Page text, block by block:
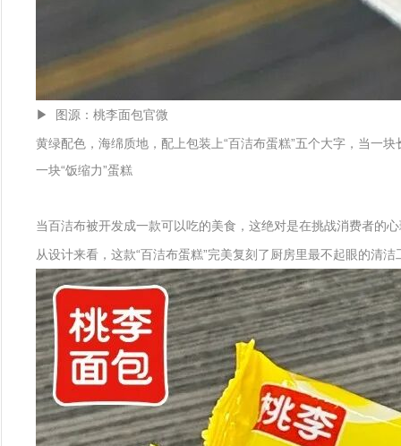
▶ 图源：桃李面包官微
黄绿配色，海绵质地，配上包装上“百洁布蛋糕”五个大字，当一
一块“饭缩力”蛋糕
当百洁布被开发成一款可以吃的美食，这绝对是在挑战消费者的
从设计来看，这款“百洁布蛋糕”完美复刻了厨房里最不起眼的清